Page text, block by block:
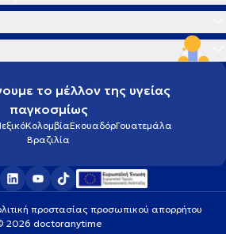
το μέλλον της υγείας
παγκοσμίως
ΚολομβίαΕκουαδόρΓουατεμάλα
Βραζιλία
προστασίας προσωπικού απορρήτου
2026 doctoranytime